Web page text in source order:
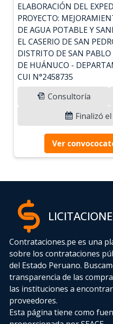
ELABORACIÓN DEL
PROYECTO:
DE AGUA POTABLE Y
EL CASERIO DE SAN
DISTRITO DE SAN
DE HUÁNUCO -
CUI N°2458735
Consultoría
Finalizó
Ver
Contrataciones.pe es una
sobre los contrataciones
del Estado Peruano.
transparencia de las
las instituciones a
proveedores.
Esta página tiene como